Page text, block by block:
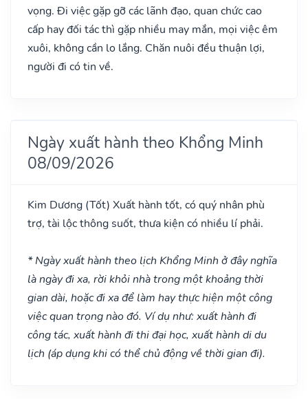
vọng. Đi việc gặp gỡ các lãnh đạo, quan chức cao
cấp hay đối tác thì gặp nhiều may mắn, mọi việc êm
xuôi, không cần lo lắng. Chăn nuôi đều thuận lợi,
người đi có tin về.
Ngày xuất hành theo Khổng Minh
08/09/2026
Kim Dương (Tốt) Xuất hành tốt, có quý nhân phù
trợ, tài lộc thông suốt, thưa kiện có nhiều lí phải.
* Ngày xuất hành theo lịch Khổng Minh ở đây nghĩa
là ngày đi xa, rời khỏi nhà trong một khoảng thời
gian dài, hoặc đi xa để làm hay thực hiện một công
việc quan trọng nào đó. Ví dụ như: xuất hành đi
công tác, xuất hành đi thi đại học, xuất hành di du
lịch (áp dụng khi có thể chủ động về thời gian đi).